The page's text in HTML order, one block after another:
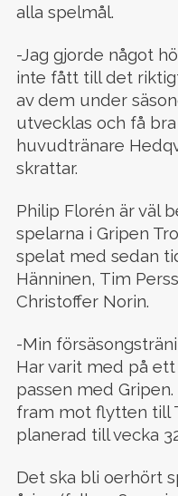
alla spelmål.
-Jag gjorde något
inte fått till det
av dem under
utvecklas och få
huvudtränare
skrattar.
Philip Florén är väl
spelarna i Gripen
spelat med sedan
Hänninen, Tim
Christoffer Norin.
-Min
Har varit med på
passen med
fram mot flytten till
planerad till vecka
Det ska bli oerhört